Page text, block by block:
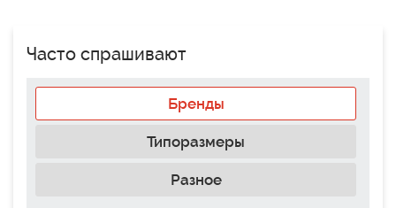
Часто спрашивают
Бренды
Типоразмеры
Разное